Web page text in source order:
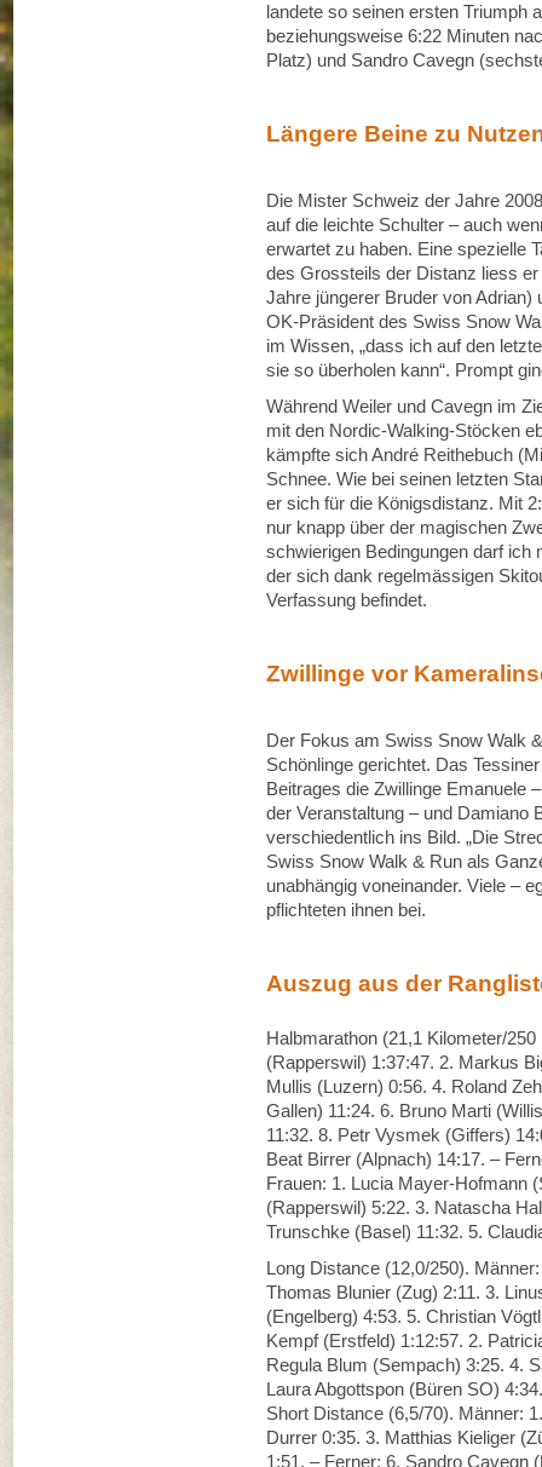
landete so seinen ersten Triumph
beziehungsweise 6:22 Minuten
Platz) und Sandro Cavegn
Längere Beine zu
Die Mister Schweiz der Jahre
auf die leichte Schulter – auch
erwartet zu haben. Eine spezielle
des Grossteils der Distanz liess
Jahre jüngerer Bruder von
OK-Präsident des Swiss Snow
im Wissen, „dass ich auf den
sie so überholen kann“. Prompt
Während Weiler und Cavegn im
mit den Nordic-Walking-Stöcken
kämpfte sich André Reithebuch
Schnee. Wie bei seinen letzten
er sich für die Königsdistanz. Mit
nur knapp über der magischen
schwierigen Bedingungen darf ich
der sich dank regelmässigen
Verfassung befindet.
Zwillinge vor
Der Fokus am Swiss Snow Walk
Schönlinge gerichtet. Das
Beitrages die Zwillinge Emanuele
der Veranstaltung – und Damiano
verschiedentlich ins Bild. „Die
Swiss Snow Walk & Run als
unabhängig voneinander. Viele –
pflichteten ihnen bei.
Auszug aus der
Halbmarathon (21,1 Kilometer/
(Rapperswil) 1:37:47. 2. Markus
Mullis (Luzern) 0:56. 4. Roland
Gallen) 11:24. 6. Bruno Marti
11:32. 8. Petr Vysmek (Giffers)
Beat Birrer (Alpnach) 14:17. –
Frauen: 1. Lucia Mayer-Hofmann
(Rapperswil) 5:22. 3. Natascha
Trunschke (Basel) 11:32. 5.
Long Distance (12,0/250).
Thomas Blunier (Zug) 2:11. 3.
(Engelberg) 4:53. 5. Christian
Kempf (Erstfeld) 1:12:57. 2.
Regula Blum (Sempach) 3:25. 4.
Laura Abgottspon (Büren SO) 4:34.
Short Distance (6,5/70). Männer:
Durrer 0:35. 3. Matthias Kieliger
1:51. – Ferner: 6. Sandro Cavegn